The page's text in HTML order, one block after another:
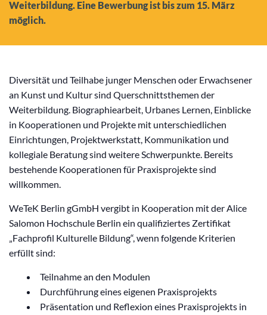
Weiterbildung. Eine Bewerbung ist bis zum 15. März
möglich.
Diversität und Teilhabe junger Menschen oder Erwachsener
an Kunst und Kultur sind Querschnittsthemen der
Weiterbildung. Biographiearbeit, Urbanes Lernen, Einblicke
in Kooperationen und Projekte mit unterschiedlichen
Einrichtungen, Projektwerkstatt, Kommunikation und
kollegiale Beratung sind weitere Schwerpunkte. Bereits
bestehende Kooperationen für Praxisprojekte sind
willkommen.
WeTeK Berlin gGmbH vergibt in Kooperation mit der Alice
Salomon Hochschule Berlin ein qualifiziertes Zertifikat
„Fachprofil Kulturelle Bildung“, wenn folgende Kriterien
erfüllt sind:
Teilnahme an den Modulen
Durchführung eines eigenen Praxisprojekts
Präsentation und Reflexion eines Praxisprojekts in